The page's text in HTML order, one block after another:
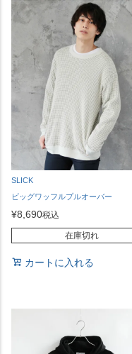
SLICK
ビッグワッフルプルオーバー
¥8,690税込
在庫切れ
カートに入れる